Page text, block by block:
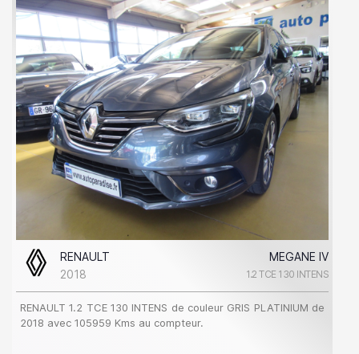
RENAULT
MEGANE IV
2018
1.2 TCE 130 INTENS
RENAULT 1.2 TCE 130 INTENS de couleur GRIS PLATINIUM de
2018 avec 105959 Kms au compteur.